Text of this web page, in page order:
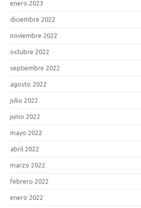
enero 2023
diciembre 2022
noviembre 2022
octubre 2022
septiembre 2022
agosto 2022
julio 2022
junio 2022
mayo 2022
abril 2022
marzo 2022
febrero 2022
enero 2022